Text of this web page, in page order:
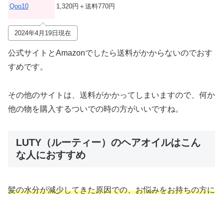
Qoo10 1,320円＋送料770円
2024年4月19日現在
公式サイトとAmazonでしたら送料がかからないのでおす
すめです。
その他のサイトは、送料がかかってしまいますので、何か
他の物を購入するついでの時の方がいいですね。
LUTY（ルーティー）のヘアオイルはこん
な人におすすめ
髪の水分が減少してきた原因での、お悩みをお持ちの方に